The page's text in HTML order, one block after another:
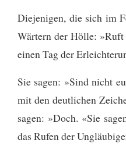
Diejenigen, die sich im
Wärtern der Hölle:
einen Tag der
Sie sagen: »Sind nicht
mit den deutlichen
sagen: »Doch. «Sie
das Rufen der